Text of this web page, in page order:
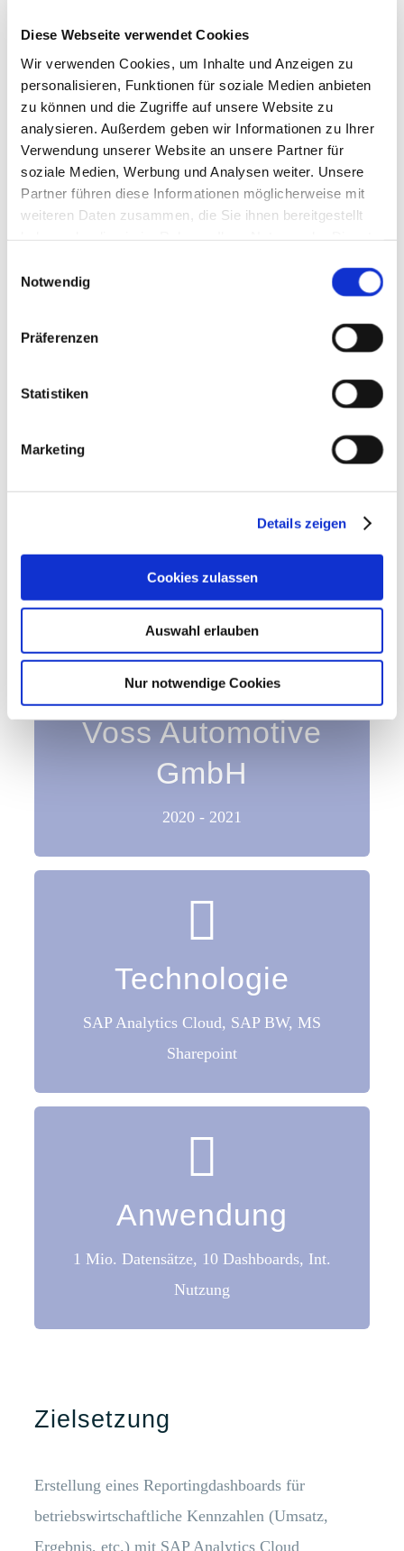
Diese Webseite verwendet Cookies
Wir verwenden Cookies, um Inhalte und Anzeigen zu
personalisieren, Funktionen für soziale Medien anbieten
zu können und die Zugriffe auf unsere Website zu
analysieren. Außerdem geben wir Informationen zu Ihrer
Verwendung unserer Website an unsere Partner für
soziale Medien, Werbung und Analysen weiter. Unsere
Partner führen diese Informationen möglicherweise mit
weiteren Daten zusammen, die Sie ihnen bereitgestellt
Notwendig
Präferenzen
Statistiken
Marketing
Details zeigen
Cookies zulassen
Auswahl erlauben
Nur notwendige Cookies
Alle Branchen
2023-05-
03T13:37:36+02:00
Voss SAC Reporting
Dashboard
Voss Automotive
GmbH
2020 - 2021
Voss
Automotive
GmbH
2020 – 2021
Technologie
SAP Analytics Cloud, SAP BW, MS
Sharepoint
SAP Analytics Cloud
SAP BW
MS Sharepoint
Anwendung
1 Mio. Datensätze, 10 Dashboards, Int.
Nutzung
Anwendung
1 Mio. Datensätze
Zielsetzung
Erstellung eines Reportingdashboards für
betriebswirtschaftliche Kennzahlen (Umsatz,
Ergebnis, etc.) mit SAP Analytics Cloud